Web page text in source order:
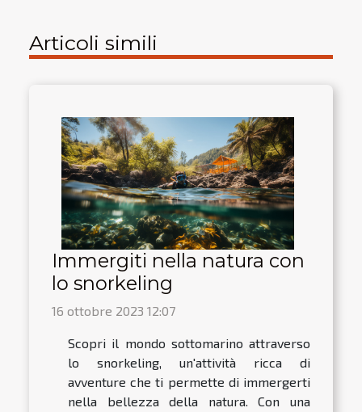
Articoli simili
Immergiti nella natura con
lo snorkeling
16 ottobre 2023 12:07
Scopri il mondo sottomarino attraverso
lo snorkeling, un'attività ricca di
avventure che ti permette di immergerti
nella bellezza della natura. Con una